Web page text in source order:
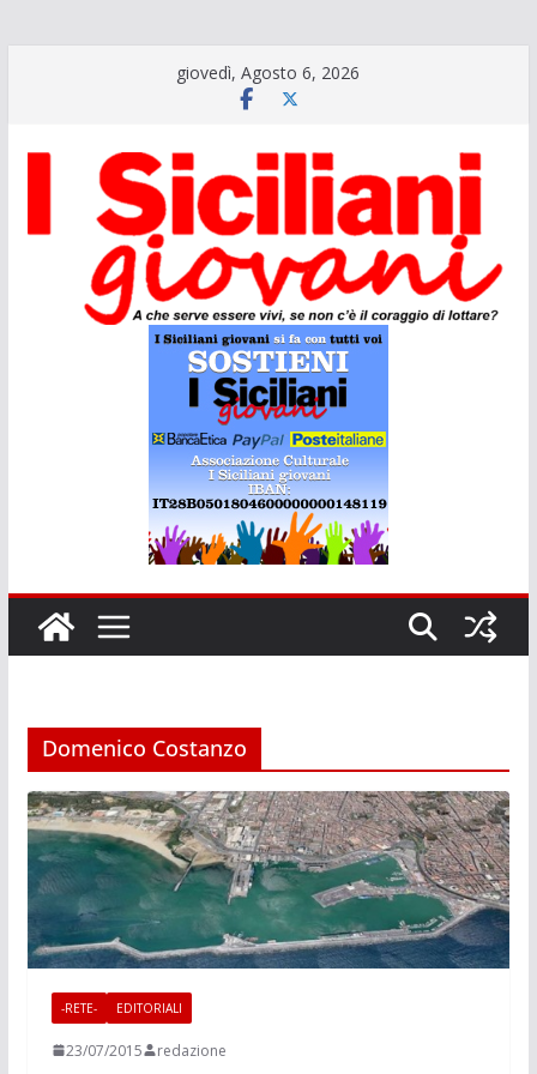
giovedì, Agosto 6, 2026
Domenico Costanzo
-RETE- EDITORIALI
23/07/2015 redazione